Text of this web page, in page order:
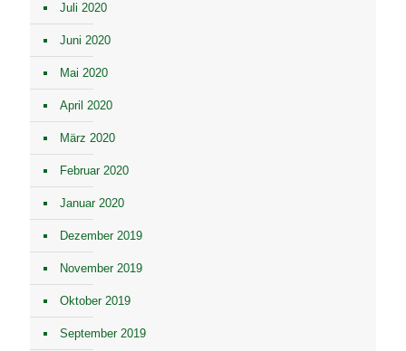
Juli 2020
Juni 2020
Mai 2020
April 2020
März 2020
Februar 2020
Januar 2020
Dezember 2019
November 2019
Oktober 2019
September 2019